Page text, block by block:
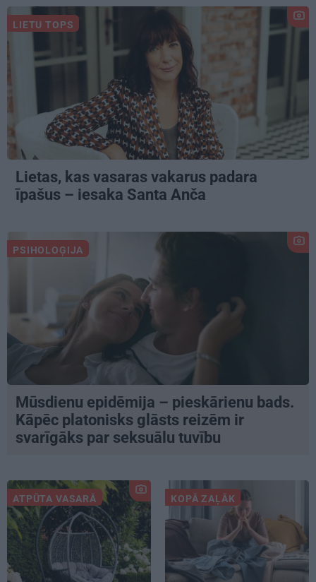
LIETU TOPS
Lietas, kas vasaras vakarus padara
īpašus – iesaka Santa Anča
PSIHOLOĢIJA
Mūsdienu epidēmija – pieskārienu bads.
Kāpēc platonisks glāsts reizēm ir
svarīgāks par seksuālu tuvību
ATPŪTA VASARĀ KOPĀ ZAĻĀK